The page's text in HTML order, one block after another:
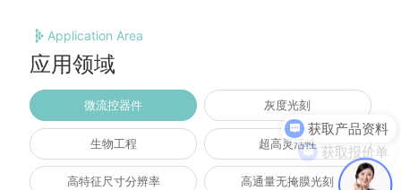
•用户自定义点阵间距、驻留时长、曝光时长、曝光图形、直写速
•能够保存、加载和合并生成的正交点阵图案
•配备图案预览窗口
•支持导入图片自定义图形；可自动生成连续图形序列，可自主
Application Area
应用领域
微流控器件 灰度光刻
生物工程 超高灵活性
高特征尺寸分辨率 高通量无掩膜光刻
获取产品资料
获取报价单